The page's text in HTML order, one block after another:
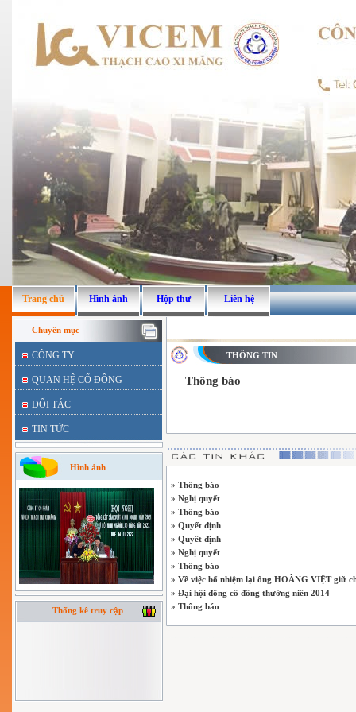
Trang chủ Hình ảnh Hộp thư Liên hệ
Chuyên mục
CÔNG TY
QUAN HỆ CỔ ĐÔNG
ĐỐI TÁC
TIN TỨC
Hình ảnh
Thống kê truy cập
THÔNG TIN
Thông báo
» Thông báo
» Nghị quyết
» Thông báo
» Quyết định
» Quyết định
» Nghị quyết
» Thông báo
» Về việc bổ nhiệm lại ông HOÀNG VIỆT giữ
» Đại hội đồng cổ đông thường niên 2014
» Thông báo